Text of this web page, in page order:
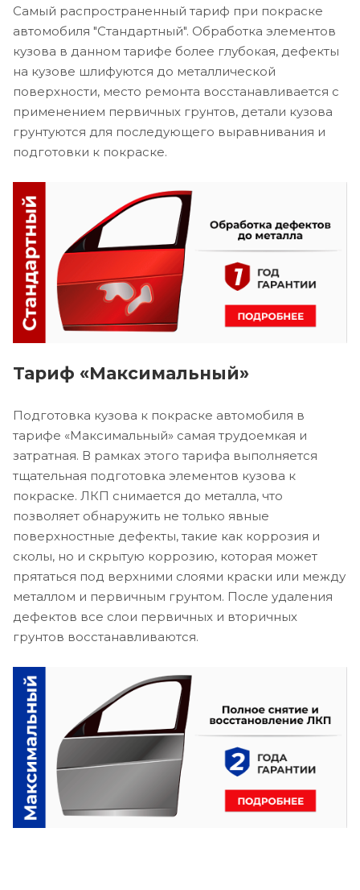
Самый распространенный тариф при покраске
автомобиля "Стандартный". Обработка элементов
кузова в данном тарифе более глубокая, дефекты
на кузове шлифуются до металлической
поверхности, место ремонта восстанавливается с
применением первичных грунтов, детали кузова
грунтуются для последующего выравнивания и
подготовки к покраске.
Тариф «Максимальный»
Подготовка кузова к покраске автомобиля в
тарифе «Максимальный» самая трудоемкая и
затратная. В рамках этого тарифа выполняется
тщательная подготовка элементов кузова к
покраске. ЛКП снимается до металла, что
позволяет обнаружить не только явные
поверхностные дефекты, такие как коррозия и
сколы, но и скрытую коррозию, которая может
прятаться под верхними слоями краски или между
металлом и первичным грунтом. После удаления
дефектов все слои первичных и вторичных
грунтов восстанавливаются.